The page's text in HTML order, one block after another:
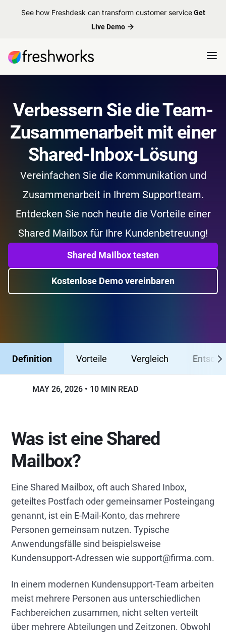
See how Freshdesk can transform customer service Get
Live Demo
Verbessern Sie die Team-
Zusammenarbeit mit einer
Shared-Inbox-Lösung
Vereinfachen Sie die Kommunikation und
Zusammenarbeit in Ihrem Supportteam.
Entdecken Sie noch heute die Vorteile einer
Shared Mailbox für Ihre Kundenbetreuung!
Shared Mailbox testen
Kostenlose Demo vereinbaren
Definition Vorteile Vergleich
MAY 26, 2026 10 MIN READ
Was ist eine Shared
Mailbox?
Eine Shared Mailbox, oft auch Shared Inbox,
geteiltes Postfach oder gemeinsamer Posteingang
genannt, ist ein E-Mail-Konto, das mehrere
Personen gemeinsam nutzen. Typische
Anwendungsfälle sind beispielsweise
Kundensupport-Adressen wie support@firma.com.
In einem modernen Kundensupport-Team arbeiten
meist mehrere Personen aus unterschiedlichen
Fachbereichen zusammen, nicht selten verteilt
über mehrere Abteilungen und Zeitzonen. Obwohl